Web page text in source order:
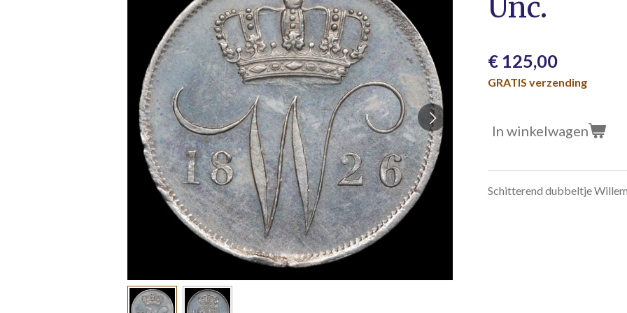
Unc.
€ 125,00
GRATIS verzending
In winkelwagen
Schitterend dubbeltje